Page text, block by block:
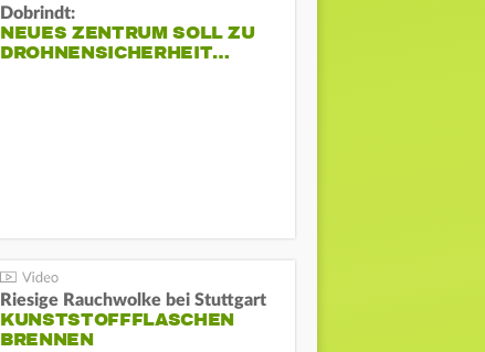
Dobrindt:
NEUES ZENTRUM SOLL ZU
DROHNENSICHERHEIT…
Riesige Rauchwolke bei Stuttgart
KUNSTSTOFFFLASCHEN
BRENNEN